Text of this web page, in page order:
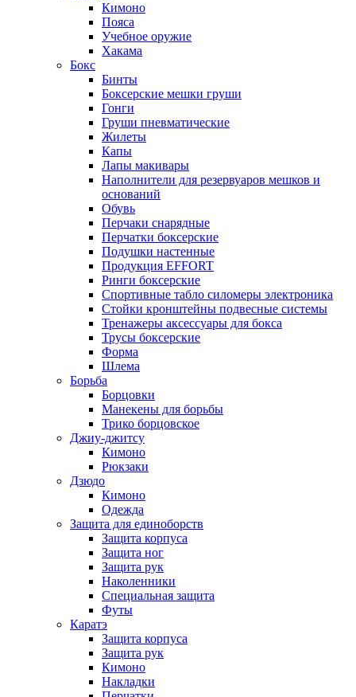
Кимоно
Пояса
Учебное оружие
Хакама
Бокс
Бинты
Боксерские мешки груши
Гонги
Груши пневматические
Жилеты
Капы
Лапы макивары
Наполнители для резервуаров мешков и
оснований
Обувь
Перчаки снарядные
Перчатки боксерские
Подушки настенные
Продукция EFFORT
Ринги боксерские
Спортивные табло силомеры электроника
Стойки кронштейны подвесные системы
Тренажеры аксессуары для бокса
Трусы боксерские
Форма
Шлема
Борьба
Борцовки
Манекены для борьбы
Трико борцовское
Джиу-джитсу
Кимоно
Рюкзаки
Дзюдо
Кимоно
Одежда
Защита для единоборств
Защита корпуса
Защита ног
Защита рук
Наколенники
Специальная защита
Футы
Каратэ
Защита корпуса
Защита рук
Кимоно
Накладки